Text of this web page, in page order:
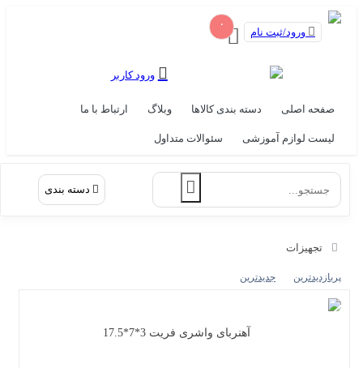
ورود/ثبت نام
ورود کاربر
صفحه اصلی دسته بندی کالاها وبلاگ ارتباط با ما
لیست لوازم آموزشی سئوالات متداول
دسته بندی
تجهیزات
پربازدیدترین جدیدترین
آهنربای واشری فریت 3*7*17.5